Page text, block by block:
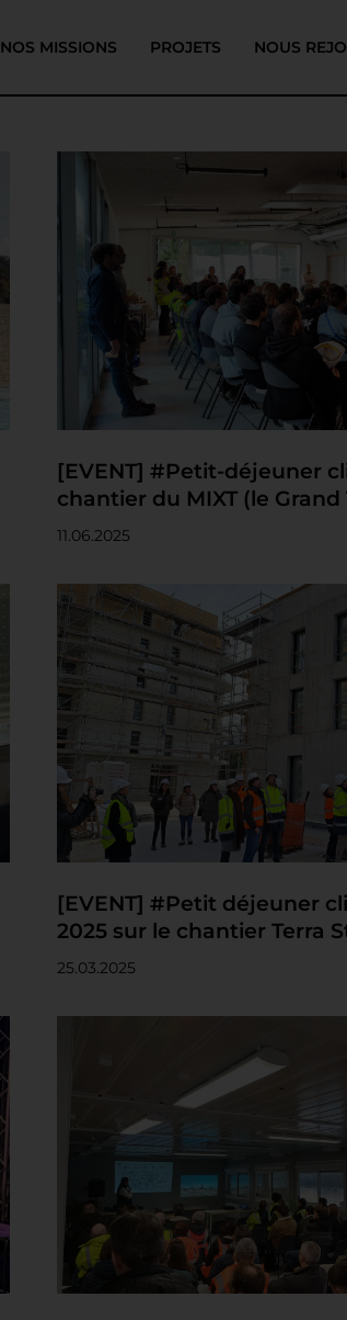
NOS MISSIONS PROJETS NOUS
[EVENT] #Petit-déjeuner
chantier du MIXT (le Grand
11.06.2025
[EVENT] #Petit déjeuner
2025 sur le chantier Terra
25.03.2025